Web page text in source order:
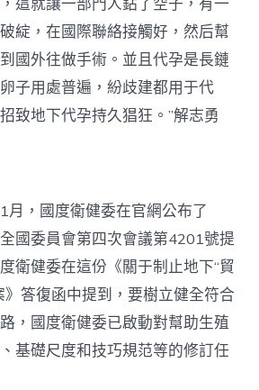
綻，在國際聯絡接觸好，然后幫
國外往做手術。並且代孕是長鏈
子用處普遍，紛歧建都用于代
致地下代孕持久猖狂。”解志勇
月，國度衛健委在官網公布了
國委員會第四次會議第4201號提
衛健委在這份《關于制止地下“貿
》答復函中提到，要樹立健全符合
，國度衛健委已啟動對幫助生殖
基礎尺度和技巧規范等的修訂任